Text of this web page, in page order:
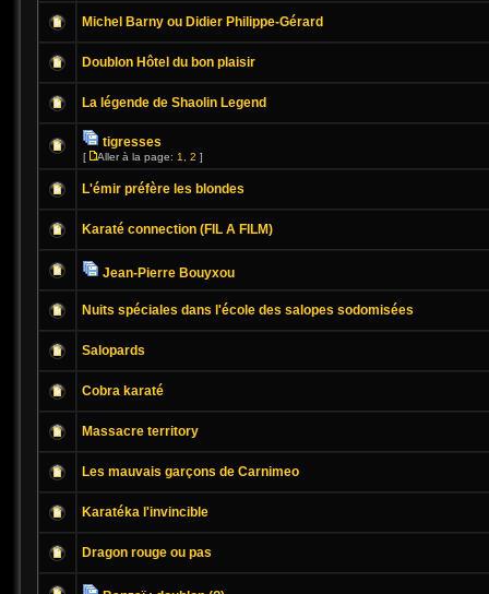
Michel Barny ou Didier Philippe-Gérard
Doublon Hôtel du bon plaisir
La légende de Shaolin Legend
tigresses
[ Aller à la page: 1 2 ]
L'émir préfère les blondes
Karaté connection (FIL A FILM)
Jean-Pierre Bouyxou
Nuits spéciales dans l'école des salopes sodomisées
Salopards
Cobra karaté
Massacre territory
Les mauvais garçons de Carnimeo
Karatéka l'invincible
Dragon rouge ou pas